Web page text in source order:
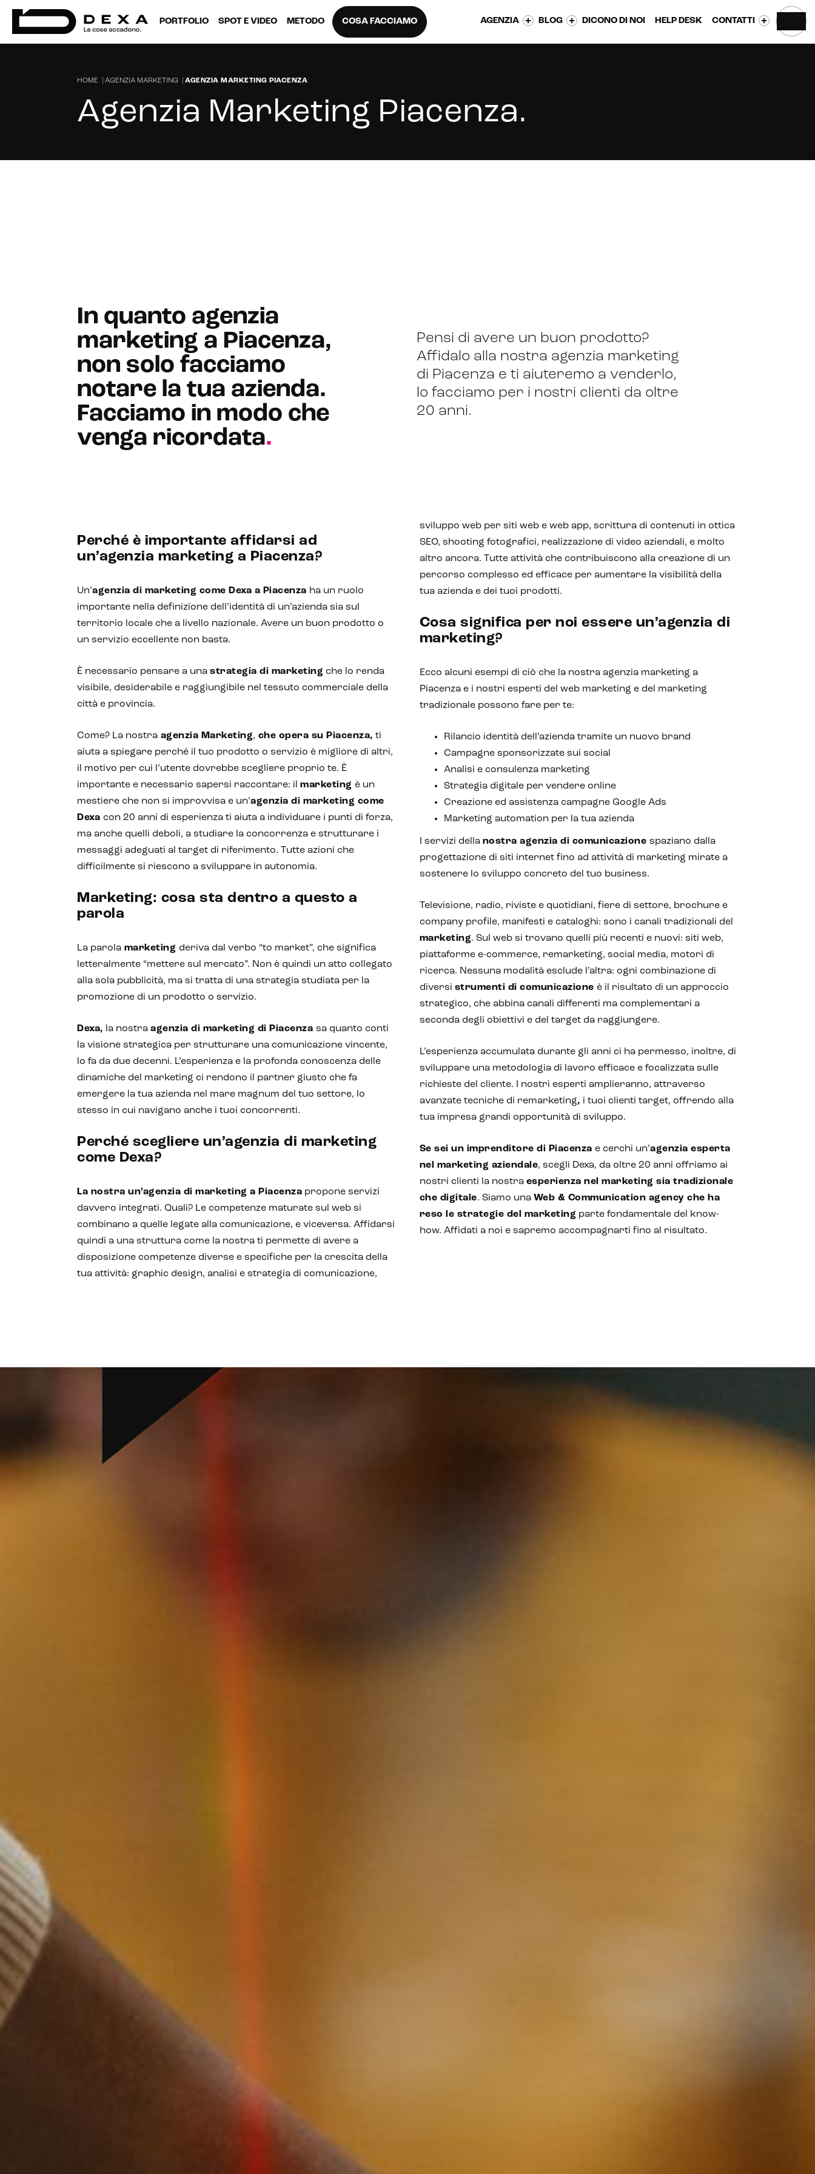
PORTFOLIO SPOT E VIDEO METODO COSA FACCIAMO AGENZIA BLOG DICONO DI NOI HELP DESK CONTATTI
HOME AGENZIA MARKETING AGENZIA MARKETING PIACENZA
Agenzia Marketing Piacenza.
In quanto agenzia
marketing a Piacenza,
non solo facciamo
notare la tua azienda.
Facciamo in modo che
venga ricordata.
Pensi di avere un buon prodotto?
Affidalo alla nostra agenzia marketing
di Piacenza e ti aiuteremo a venderlo,
lo facciamo per i nostri clienti da oltre
20 anni.
Perché è importante affidarsi ad
un’agenzia marketing a Piacenza?
Un’agenzia di marketing come Dexa a Piacenza ha un ruolo
importante nella definizione dell’identità di un’azienda sia sul
territorio locale che a livello nazionale. Avere un buon prodotto o
un servizio eccellente non basta.
È necessario pensare a una strategia di marketing che lo renda
visibile, desiderabile e raggiungibile nel tessuto commerciale della
città e provincia.
Come? La nostra agenzia Marketing, che opera su Piacenza, ti
aiuta a spiegare perché il tuo prodotto o servizio è migliore di altri,
il motivo per cui l’utente dovrebbe scegliere proprio te. È
importante e necessario sapersi raccontare: il marketing è un
mestiere che non si improvvisa e un’agenzia di marketing come
Dexa con 20 anni di esperienza ti aiuta a individuare i punti di forza,
ma anche quelli deboli, a studiare la concorrenza e strutturare i
messaggi adeguati al target di riferimento. Tutte azioni che
difficilmente si riescono a sviluppare in autonomia.
Marketing: cosa sta dentro a questo a
parola
La parola marketing deriva dal verbo “to market”, che significa
letteralmente “mettere sul mercato”. Non è quindi un atto collegato
alla sola pubblicità, ma si tratta di una strategia studiata per la
promozione di un prodotto o servizio.
Dexa, la nostraagenzia di marketing di Piacenza sa quanto conti
la visione strategica per strutturare una comunicazione vincente,
lo fa da due decenni. L’esperienza e la profonda conoscenza delle
dinamiche del marketing ci rendono il partner giusto che fa
emergere la tua azienda nel mare magnum del tuo settore, lo
stesso in cui navigano anche i tuoi concorrenti.
Perché scegliere un’agenzia di marketing
come Dexa?
La nostra un’agenzia di marketing a Piacenza propone servizi
davvero integrati. Quali? Le competenze maturate sul web si
combinano a quelle legate alla comunicazione, e viceversa. Affidarsi
quindi a una struttura come la nostra ti permette di avere a
disposizione competenze diverse e specifiche per la crescita della
tua attività: graphic design, analisi e strategia di comunicazione,
sviluppo web per siti web e web app, scrittura di contenuti in ottica
SEO, shooting fotografici, realizzazione di video aziendali, e molto
altro ancora. Tutte attività che contribuiscono alla creazione di un
percorso complesso ed efficace per aumentare la visibilità della
tua azienda e dei tuoi prodotti.
Cosa significa per noi essere un’agenzia di
marketing?
Ecco alcuni esempi di ciò che la nostra agenzia marketing a
Piacenza e i nostri esperti del web marketing e del marketing
tradizionale possono fare per te:
Rilancio identità dell’azienda tramite un nuovo brand
Campagne sponsorizzate sui social
Analisi e consulenza marketing
Strategia digitale per vendere online
Creazione ed assistenza campagne Google Ads
Marketing automation per la tua azienda
I servizi della nostra agenzia di comunicazione spaziano dalla
progettazione di siti internet fino ad attività di marketing mirate a
sostenere lo sviluppo concreto del tuo business.
Televisione, radio, riviste e quotidiani, fiere di settore, brochure e
company profile, manifesti e cataloghi: sono i canali tradizionali del
marketing. Sul web si trovano quelli più recenti e nuovi: siti web,
piattaforme e-commerce, remarketing, social media, motori di
ricerca. Nessuna modalità esclude l’altra: ogni combinazione di
diversi strumenti di comunicazione è il risultato di un approccio
strategico, che abbina canali differenti ma complementari a
seconda degli obiettivi e del target da raggiungere.
L’esperienza accumulata durante gli anni ci ha permesso, inoltre, di
sviluppare una metodologia di lavoro efficace e focalizzata sulle
richieste del cliente. I nostri esperti amplieranno, attraverso
avanzate tecniche di remarketing, i tuoi clienti target, offrendo alla
tua impresa grandi opportunità di sviluppo.
Se sei un imprenditore di Piacenzae cerchi un’agenzia esperta
nel marketing aziendale, scegli Dexa, da oltre 20 anni offriamo ai
nostri clienti la nostra esperienza nel marketing sia tradizionale
che digitale. Siamo una Web & Communication agency che ha
reso le strategie del marketing parte fondamentale del know-
how. Affidati a noi e sapremo accompagnarti fino al risultato.